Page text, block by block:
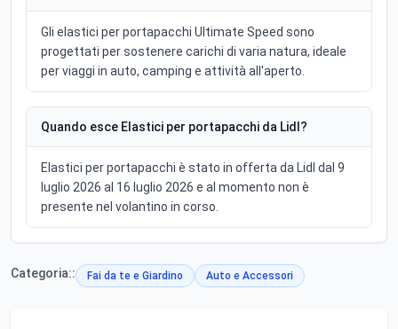
Gli elastici per portapacchi Ultimate Speed sono
progettati per sostenere carichi di varia natura, ideale
per viaggi in auto, camping e attività all'aperto.
Quando esce Elastici per portapacchi da Lidl?
Elastici per portapacchi è stato in offerta da Lidl dal 9
luglio 2026 al 16 luglio 2026 e al momento non è
presente nel volantino in corso.
Categoria:: Fai da te e Giardino Auto e Accessori